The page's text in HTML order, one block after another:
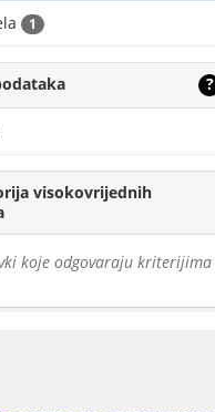
1
?
visokovrijednih
koje odgovaraju kriterijima